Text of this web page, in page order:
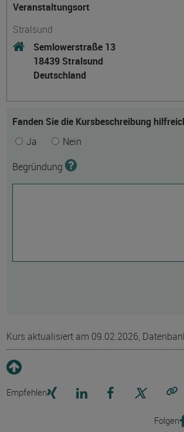
Veranstaltungsort
Stralsund
Semlowerstraße 13
18439 Stralsund
Deutschland
Fanden Sie die Kursbeschreibung
Ja
Nein
Begründung
Kurs aktualisiert am 09.02.2026,
Empfehlen
Folgen